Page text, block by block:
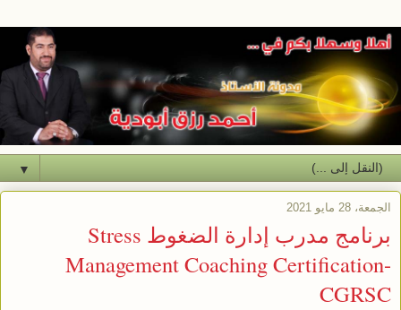
▼
الجمعة، 28 مايو 2021
برنامج مدرب إدارة الضغوط Stress
Management Coaching Certification-
CGRSC